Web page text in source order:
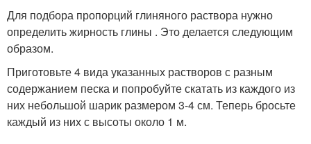
Для подбора пропорций глиняного раствора нужно
определить жирность глины . Это делается следующим
образом.
Приготовьте 4 вида указанных растворов с разным
содержанием песка и попробуйте скатать из каждого из
них небольшой шарик размером 3-4 см. Теперь бросьте
каждый из них с высоты около 1 м.